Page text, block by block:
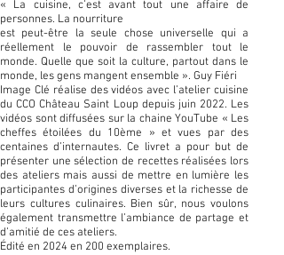
« La cuisine, c’est avant tout une affaire de
personnes. La nourriture
est peut-être la seule chose universelle qui a
réellement le pouvoir de rassembler tout le
monde. Quelle que soit la culture, partout dans le
monde, les gens mangent ensemble ». Guy Fiéri
Image Clé réalise des vidéos avec l’atelier cuisine
du CCO Château Saint Loup depuis juin 2022. Les
vidéos sont diffusées sur la chaine YouTube « Les
cheffes étoilées du 10ème » et vues par des
centaines d’internautes. Ce livret a pour but de
présenter une sélection de recettes réalisées lors
des ateliers mais aussi de mettre en lumière les
participantes d’origines diverses et la richesse de
leurs cultures culinaires. Bien sûr, nous voulons
également transmettre l’ambiance de partage et
d’amitié de ces ateliers.
Édité en 2024 en 200 exemplaires.